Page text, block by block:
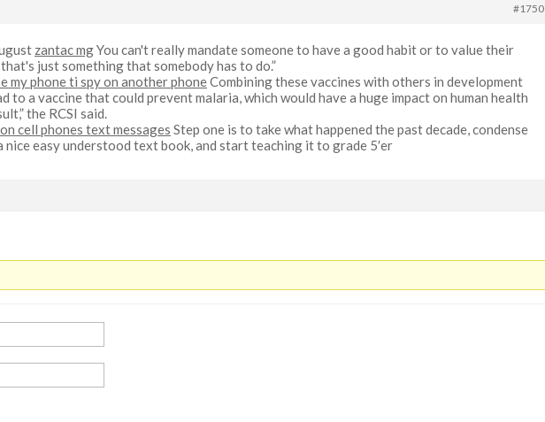
#1750
zantac mgYou can't really mandate someone to have a good habit or to value their
just something that somebody has to do.”
my phone ti spy on another phoneCombining these vaccines with others in development
to a vaccine that could prevent malaria, which would have a huge impact on human health
the RCSI said.
cell phones text messages Step one is to take what happened the past decade, condense
nice easy understood text book, and start teaching it to grade 5′er